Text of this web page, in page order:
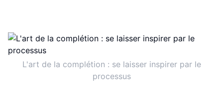
L'art de la complétion : se laisser inspirer par le
processus